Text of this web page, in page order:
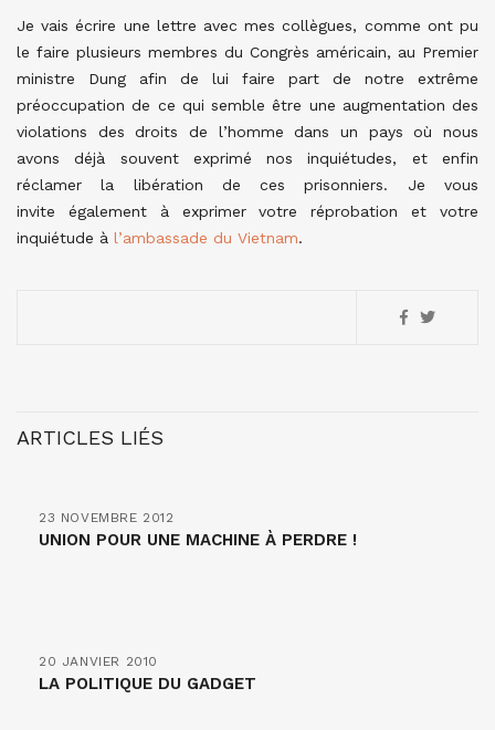
Je vais écrire une lettre avec mes collègues, comme ont pu
le faire plusieurs membres du Congrès américain, au Premier
ministre Dung afin de lui faire part de notre extrême
préoccupation de ce qui semble être une augmentation des
violations des droits de l’homme dans un pays où nous
avons déjà souvent exprimé nos inquiétudes, et enfin
réclamer la libération de ces prisonniers. Je vous
invite également à exprimer votre réprobation et votre
inquiétude à l’ambassade du Vietnam.
ARTICLES LIÉS
23 NOVEMBRE 2012
UNION POUR UNE MACHINE À PERDRE !
20 JANVIER 2010
LA POLITIQUE DU GADGET